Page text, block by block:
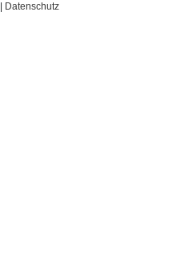
Datenschutz